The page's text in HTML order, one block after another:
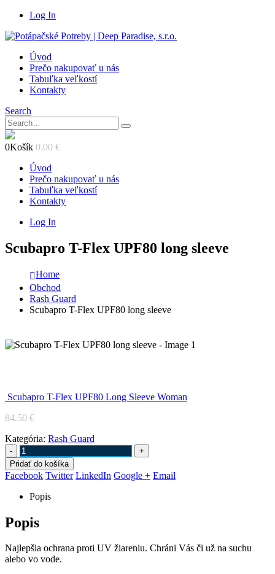
Log In
Úvod
Prečo nakupovať u nás
Tabuľka veľkostí
Kontakty
Search
0Košík 0.00 €
Úvod
Prečo nakupovať u nás
Tabuľka veľkostí
Kontakty
Log In
Scubapro T-Flex UPF80 long sleeve
Home
Obchod
Rash Guard
Scubapro T-Flex UPF80 long sleeve
Scubapro T-Flex UPF80 Long Sleeve Woman
84.50 €
Kategória: Rash Guard
-
+
Pridať do košíka
Facebook Twitter LinkedIn Google + Email
Popis
Popis
Najlepšia ochrana proti UV žiareniu. Chráni Vás či už na suchu
alebo vo vode.